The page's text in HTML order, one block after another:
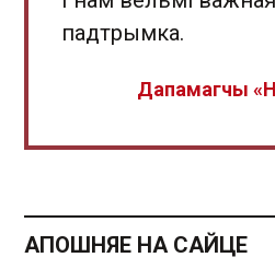
падтрымка.
Дапамагчы
АПОШНЯЕ НА САЙЦЕ